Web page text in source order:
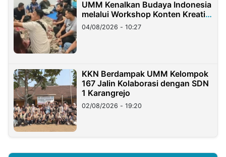
UMM Kenalkan Budaya Indonesia
melalui Workshop Konten Kreatif
di Taiwan
04/08/2026 - 10:27
KKN Berdampak UMM Kelompok
167 Jalin Kolaborasi dengan SDN
1 Karangrejo
02/08/2026 - 19:20